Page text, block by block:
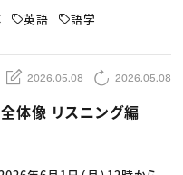
英語 語学
2026.05.08 2026.05.08
体像 リスニング編